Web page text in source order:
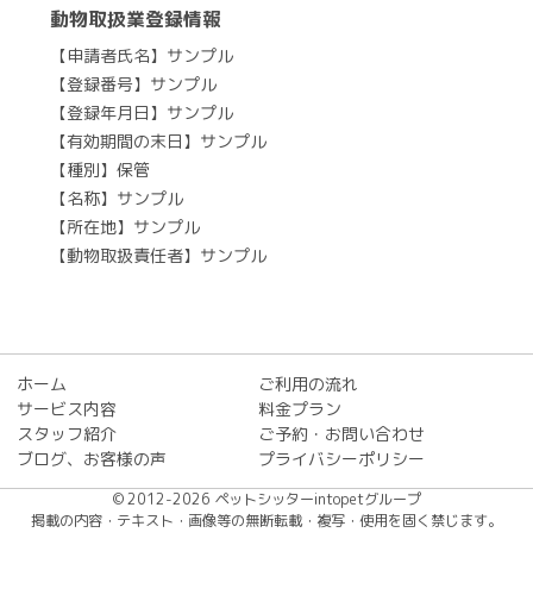
動物取扱業登録情報
【申請者氏名】サンプル
【登録番号】サンプル
【登録年月日】サンプル
【有効期間の末日】サンプル
【種別】保管
【名称】サンプル
【所在地】サンプル
【動物取扱責任者】サンプル
ホーム
ご利用の流れ
サービス内容
料金プラン
スタッフ紹介
ご予約・お問い合わせ
ブログ、お客様の声
プライバシーポリシー
© 2012-2026 ペットシッターintopetグループ
掲載の内容・テキスト・画像等の無断転載・複写・使用を固く禁じます。